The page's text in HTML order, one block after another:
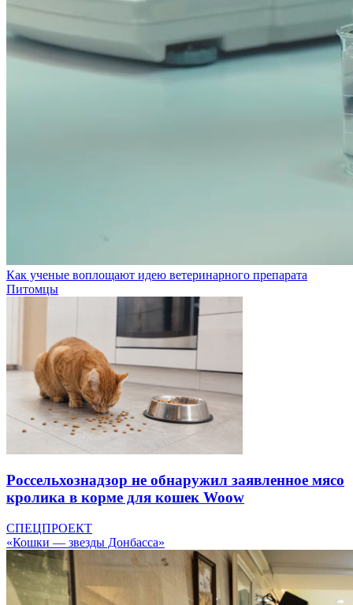
Как ученые воплощают идею ветеринарного препарата
Питомцы
Россельхознадзор не обнаружил заявленное мясо
кролика в корме для кошек Woow
СПЕЦПРОЕКТ
«Кошки — звезды Донбасса»